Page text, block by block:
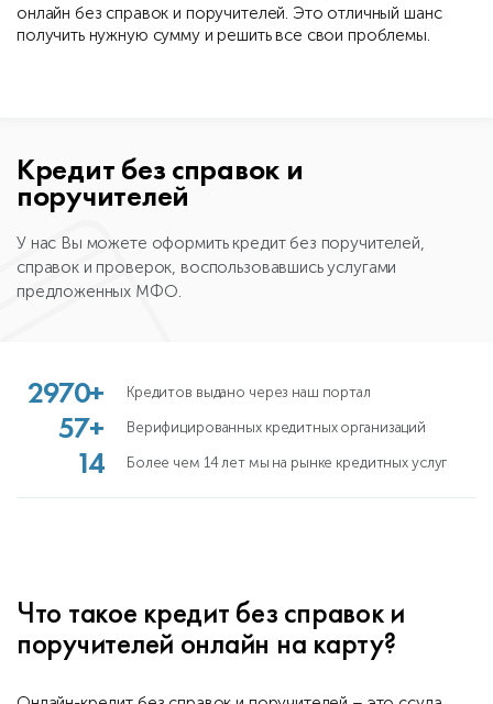
онлайн без справок и поручителей. Это отличный шанс
получить нужную сумму и решить все свои проблемы.
Кредит без справок и
поручителей
У нас Вы можете оформить кредит без поручителей,
справок и проверок, воспользовавшись услугами
предложенных МФО.
2970+ Кредитов выдано через наш портал
57+ Верифицированных кредитных организаций
14 Более чем 14 лет мы на рынке кредитных услуг
Что такое кредит без справок и
поручителей онлайн на карту?